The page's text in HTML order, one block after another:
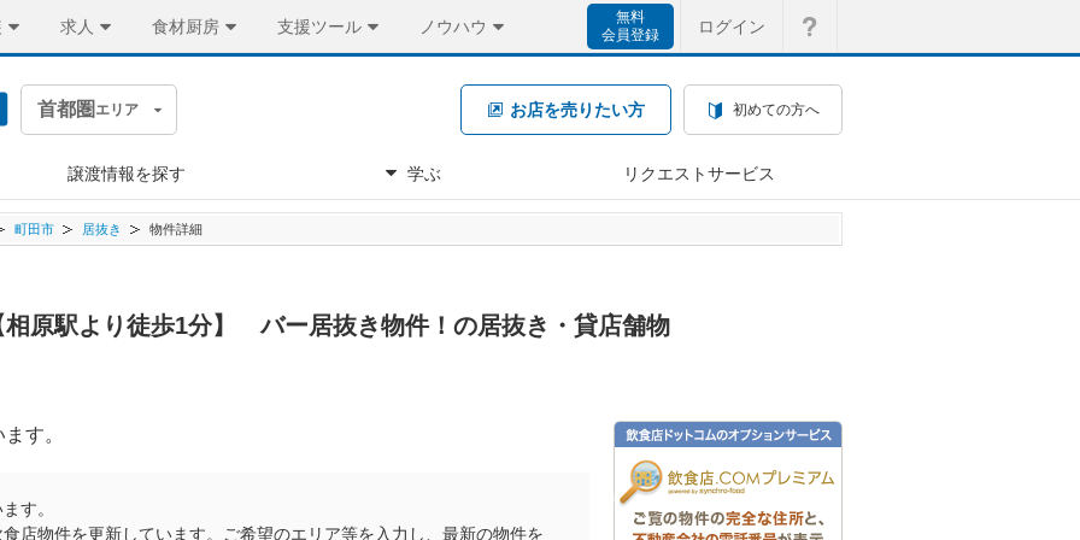
求人 食材厨房 支援ツール ノウハウ
無料
会員登録
ログイン
首都圏 エリア お店を売りたい方 初めての方へ
譲渡情報を探す 学ぶ リクエストサービス
町田市 居抜き 物件詳細
原駅より徒歩1分】 バー居抜き物件！の居抜き・貸店舗物
す。
す。
店物件を更新しています。ご希望のエリア等を入力し、最新の物件を